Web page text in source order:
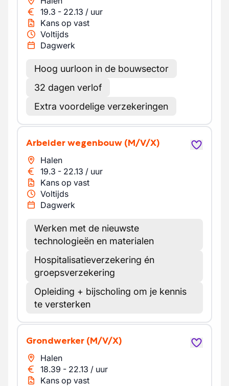
19.3 - 22.13 / uur
Kans op vast
Voltijds
Dagwerk
Hoog uurloon in de bouwsector
32 dagen verlof
Extra voordelige verzekeringen
Arbeider wegenbouw (M/V/X)
Halen
19.3 - 22.13 / uur
Kans op vast
Voltijds
Dagwerk
Werken met de nieuwste
technologieën en materialen
Hospitalisatieverzekering én
groepsverzekering
Opleiding + bijscholing om je kennis
te versterken
Grondwerker (M/V/X)
Halen
18.39 - 22.13 / uur
Kans op vast